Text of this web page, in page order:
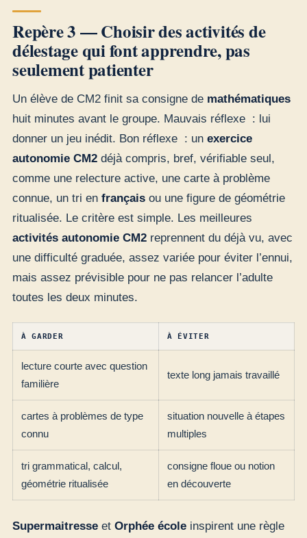
Repère 3 — Choisir des activités de
délestage qui font apprendre, pas
seulement patienter
Un élève de CM2 finit sa consigne de mathématiques
huit minutes avant le groupe. Mauvais réflexe : lui
donner un jeu inédit. Bon réflexe : un exercice
autonomie CM2 déjà compris, bref, vérifiable seul,
comme une relecture active, une carte à problème
connue, un tri en français ou une figure de géométrie
ritualisée. Le critère est simple. Les meilleures
activités autonomie CM2 reprennent du déjà vu, avec
une difficulté graduée, assez variée pour éviter l’ennui,
mais assez prévisible pour ne pas relancer l’adulte
toutes les deux minutes.
À GARDER À ÉVITER
lecture courte avec question
familière
texte long jamais travaillé
cartes à problèmes de type
connu
situation nouvelle à étapes
multiples
tri grammatical, calcul,
géométrie ritualisée
consigne floue ou notion
en découverte
Supermaitresse et Orphée école inspirent une règle